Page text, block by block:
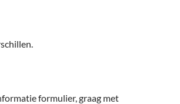
formulier, graag met